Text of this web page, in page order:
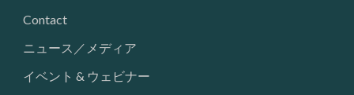
Contact
ニュース／メディア
イベント & ウェビナー